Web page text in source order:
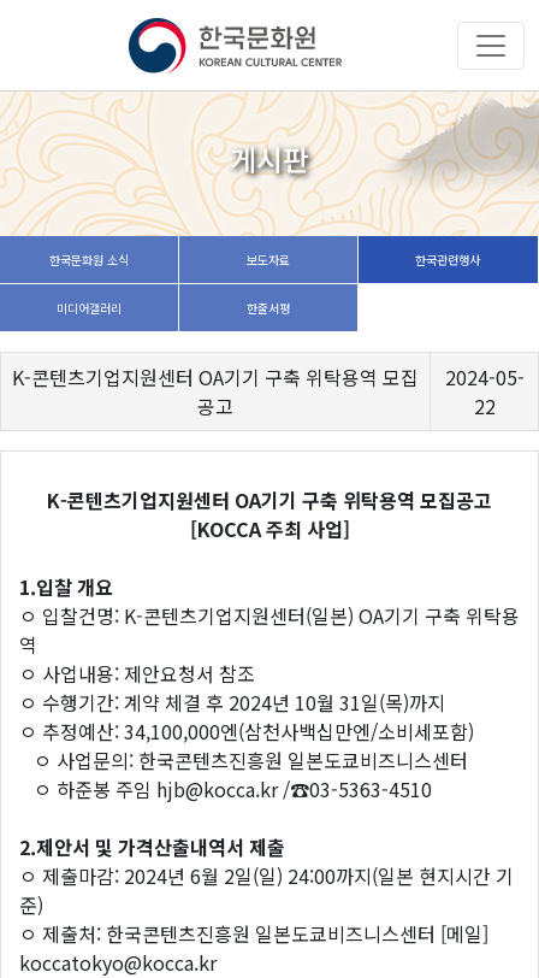
게시판
한국문화원 소식 보도자료 한국관련행사
미디어갤러리 한줄서평
K-콘텐츠기업지원센터 OA기기 구축 위탁용역 모집
공고
2024-05-
22
K-콘텐츠기업지원센터 OA기기 구축 위탁용역 모집공고
[KOCCA 주최 사업]
1.입찰 개요
ㅇ 입찰건명: K-콘텐츠기업지원센터(일본) OA기기 구축 위탁용
역
ㅇ 사업내용: 제안요청서 참조
ㅇ 수행기간: 계약 체결 후 2024년 10월 31일(목)까지
ㅇ 추정예산: 34,100,000엔(삼천사백십만엔/소비세포함)
ㅇ 사업문의: 한국콘텐츠진흥원 일본도쿄비즈니스센터
ㅇ 하준봉 주임 hjb@kocca.kr /☎03-5363-4510
2.제안서 및 가격산출내역서 제출
ㅇ 제출마감: 2024년 6월 2일(일) 24:00까지(일본 현지시간 기
준)
ㅇ 제출처: 한국콘텐츠진흥원 일본도쿄비즈니스센터 [메일]
koccatokyo@kocca.kr